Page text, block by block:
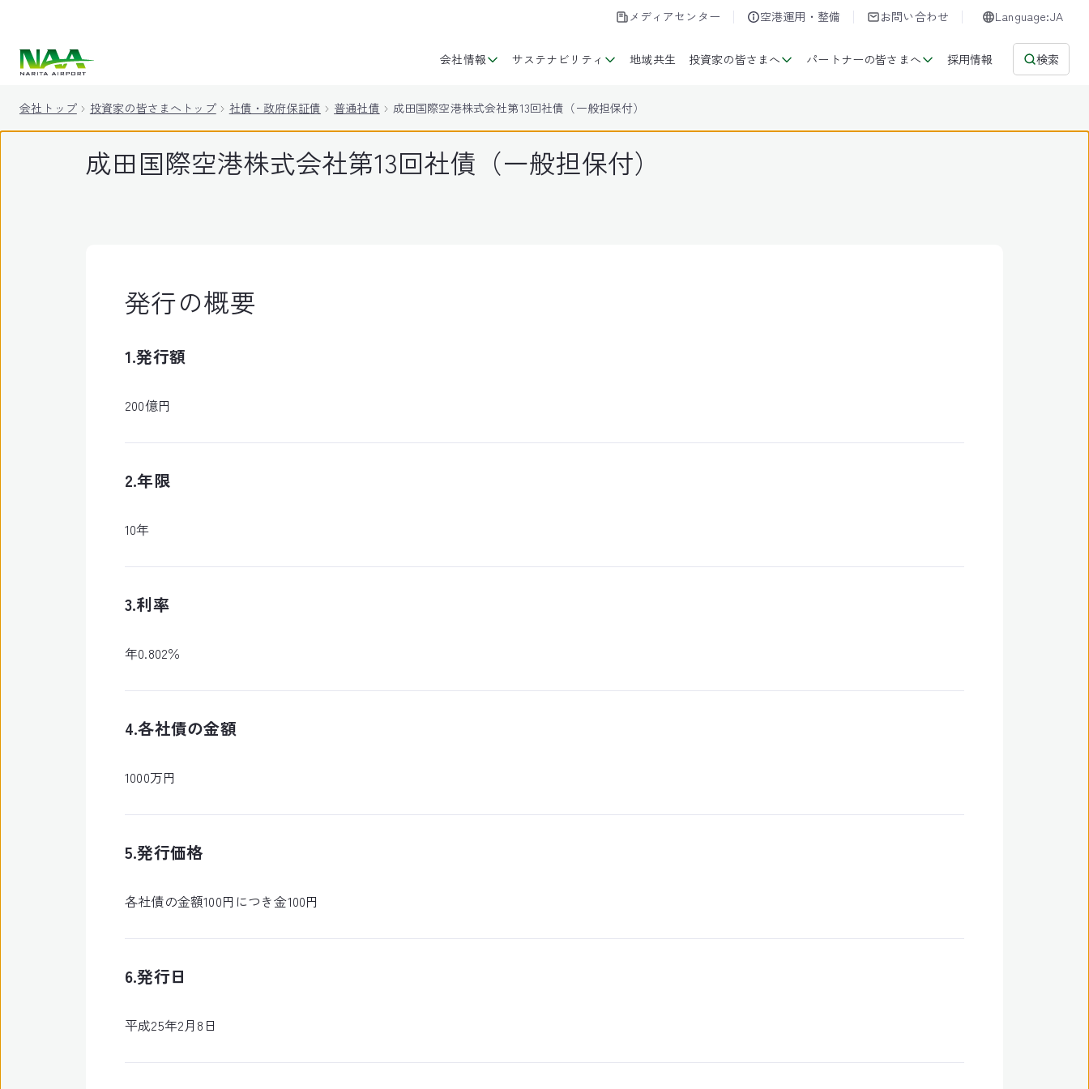
メディアセンター 空港運用・整備 お問い合わせ Language:JA
会社情報 サステナビリティ 地域共生 投資家の皆さまへ パートナーの皆さまへ 採用情報 検索
会社トップ 投資家の皆さまへトップ 社債・政府保証債 普通社債 成田国際空港株式会社第13回社債（一般担保付）
成田国際空港株式会社第13回社債（一般担保付）
発行の概要
1.発行額
200億円
2.年限
10年
3.利率
年0.802％
4.各社債の金額
1000万円
5.発行価格
各社債の金額100円につき金100円
6.発行日
平成25年2月8日